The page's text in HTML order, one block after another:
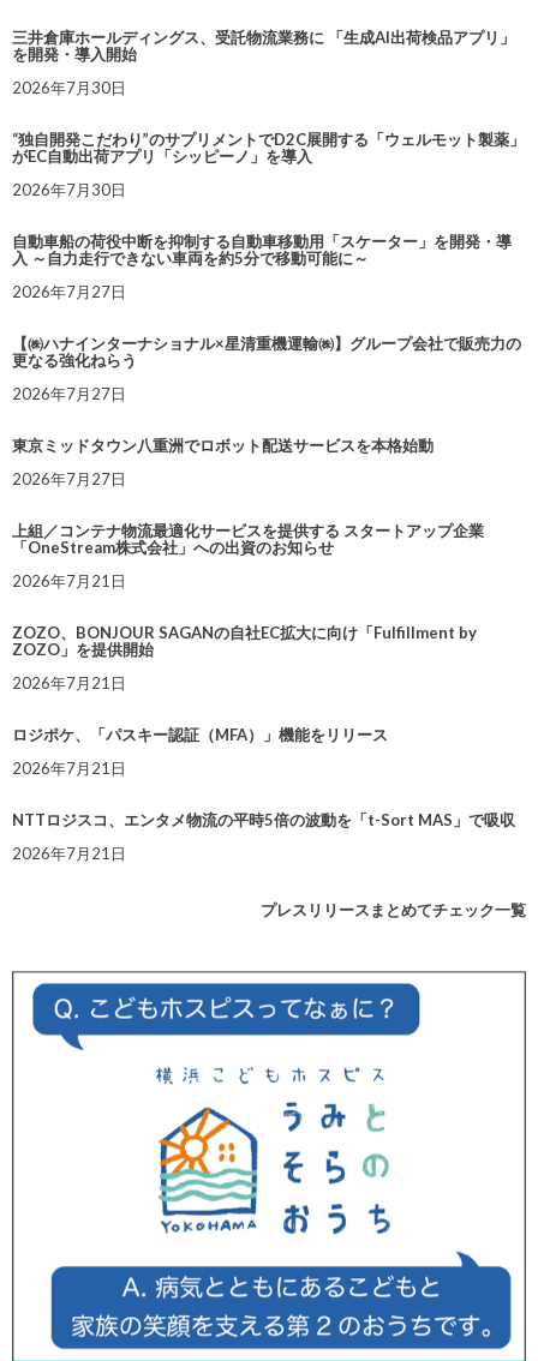
三井倉庫ホールディングス、受託物流業務に 「生成AI出荷検品アプリ」
を開発・導入開始
2026年7月30日
“独自開発こだわり”のサプリメントでD2C展開する「ウェルモット製薬」
がEC自動出荷アプリ「シッピーノ」を導入
2026年7月30日
自動車船の荷役中断を抑制する自動車移動用「スケーター」を開発・導
入 ～自力走行できない車両を約5分で移動可能に～
2026年7月27日
【㈱ハナインターナショナル×星清重機運輸㈱】グループ会社で販売力の
更なる強化ねらう
2026年7月27日
東京ミッドタウン八重洲でロボット配送サービスを本格始動
2026年7月27日
上組／コンテナ物流最適化サービスを提供する スタートアップ企業
「OneStream株式会社」への出資のお知らせ
2026年7月21日
ZOZO、BONJOUR SAGANの自社EC拡大に向け「Fulfillment by
ZOZO」を提供開始
2026年7月21日
ロジポケ、「パスキー認証（MFA）」機能をリリース
2026年7月21日
NTTロジスコ、エンタメ物流の平時5倍の波動を「t-Sort MAS」で吸収
2026年7月21日
プレスリリースまとめてチェック一覧